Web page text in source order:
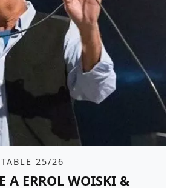
25/26
A ERROL WOISKI &